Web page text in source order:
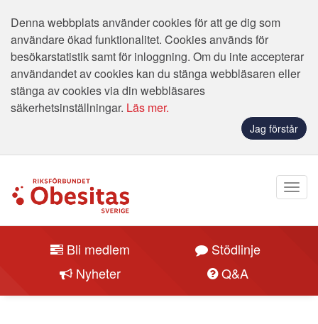
Denna webbplats använder cookies för att ge dig som
användare ökad funktionalitet. Cookies används för
besökarstatistik samt för inloggning. Om du inte accepterar
användandet av cookies kan du stänga webbläsaren eller
stänga av cookies via din webbläsares
säkerhetsinställningar. Läs mer.
Jag förstår
Bli medlem
Stödlinje
Nyheter
Q&A